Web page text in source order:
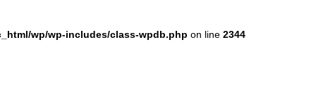
wp/wp-includes/class-wpdb.php on line 2344